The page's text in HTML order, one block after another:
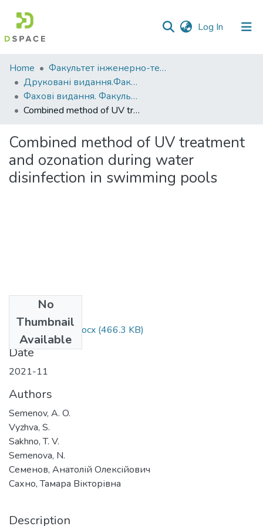
Log In (current)
Communities
&
Collections
Statistics
Home
Факультет інженерно-технологічний
Друковані видання.Факультет інженерно-технологічний
Фахові видання. Факультет інженерно-технологічний
Combined method of UV treatment and ozonation during water disinfection in swimming pools
Combined method of UV treatment
and ozonation during water
disinfection in swimming pools
No
Thumbnail
Available
Mon-21-095-1.docx (466.3 KB)
Date
2021-11
Authors
Semenov, A. O.
Vyzhva, S.
Sakhno, T. V.
Semenova, N.
Семенов, Анатолій Олексійович
Сахно, Тамара Вікторівна
Description